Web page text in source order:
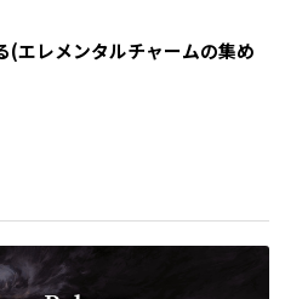
(エレメンタルチャームの集め